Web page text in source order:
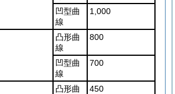
凹型曲
線
1,000
凸形曲
線
800
凹型曲
線
700
凸形曲
450